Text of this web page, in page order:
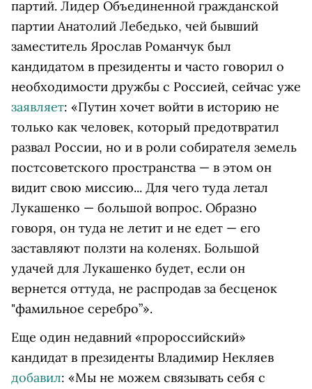
партий. Лидер Объединенной гражданской
партии Анатолий Лебедько, чей бывший
заместитель Ярослав Романчук был
кандидатом в президенты и часто говорил о
необходимости дружбы с Россией, сейчас уже
заявляет: «Путин хочет войти в историю не
только как человек, который предотвратил
развал России, но и в роли собирателя земель
постсоветского пространства — в этом он
видит свою миссию... Для чего туда летал
Лукашенко — большой вопрос. Образно
говоря, он туда не летит и не едет — его
заставляют ползти на коленях. Большой
удачей для Лукашенко будет, если он
вернется оттуда, не распродав за бесценок
"фамильное серебро”».
Еще один недавний «пророссийский»
кандидат в президенты Владимир Некляев
добавил: «Мы не можем связывать себя с